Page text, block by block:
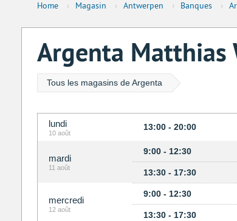
Home › Magasin › Antwerpen › Banques ›
Argenta Matthias
Tous les magasins de Argenta
lundi
10 août
13:00 - 20:00
mardi
11 août
9:00 - 12:30
13:30 - 17:30
mercredi
12 août
9:00 - 12:30
13:30 - 17:30